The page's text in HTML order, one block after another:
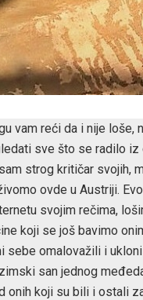
vam reći da i nije loše,
sve što se radilo
strog kritičar svojih,
ovde u Austriji.
svojim rečima,
koji se još bavimo
sebe omalovažili i
san jednog
onih koji su bili i ostali